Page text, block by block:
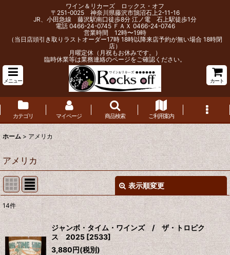
ワイン＆リカーズ ロックス・オフ
〒251-0025 神奈川県藤沢市鵠沼石上2-11-16
JR、小田急線 藤沢駅南口徒歩8分 江ノ電 石上駅徒歩1分
電話 0466-24-0745 ＦＡＸ 0466-24-0746
営業時間 12時〜19時
（当日店頭引き取りラストオーダー17時 18時以降来店予約が無い場合 18時閉
店）
月曜定休（月祝もお休みです。）
臨時休業等は業務連絡のページをご確認ください。
メニュー カート
カテゴリ マイページ 商品検索 ご利用案内
ホーム > アメリカ
アメリカ
表示順変更
サブカテゴリ
表示数:
14件
ジャンボ・タイム・ワインズ / ザ・トロピク
ス 2025 [2533]
3,880円(税別)